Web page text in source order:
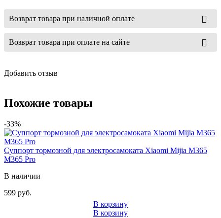
Возврат товара при наличной оплате
Возврат товара при оплате на сайте
Добавить отзыв
Похожие товары
-33%
Суппорт тормозной для электросамоката Xiaomi Mijia M365
M365 Pro
В наличии
599 руб.
В корзину
В корзину